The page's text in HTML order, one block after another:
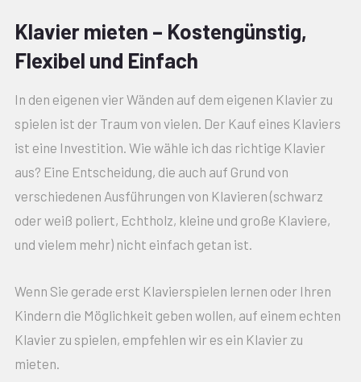
Klavier mieten – Kostengünstig,
Flexibel und Einfach
In den eigenen vier Wänden auf dem eigenen Klavier zu
spielen ist der Traum von vielen. Der Kauf eines Klaviers
ist eine Investition. Wie wähle ich das richtige Klavier
aus? Eine Entscheidung, die auch auf Grund von
verschiedenen Ausführungen von Klavieren (schwarz
oder weiß poliert, Echtholz, kleine und große Klaviere,
und vielem mehr) nicht einfach getan ist.
Wenn Sie gerade erst Klavierspielen lernen oder Ihren
Kindern die Möglichkeit geben wollen, auf einem echten
Klavier zu spielen, empfehlen wir es ein Klavier zu
mieten.